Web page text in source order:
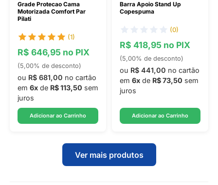
Grade Protecao Cama
Motorizada Comfort Par
Pilati
(1)
R$ 646,95 no PIX
(5,00% de desconto)
ou R$ 681,00 no cartão
em 6x de R$ 113,50 sem
juros
Adicionar ao Carrinho
Barra Apoio Stand Up
Copespuma
(0)
R$ 418,95 no PIX
(5,00% de desconto)
ou R$ 441,00 no cartão
em 6x de R$ 73,50 sem
juros
Adicionar ao Carrinho
Ver mais produtos